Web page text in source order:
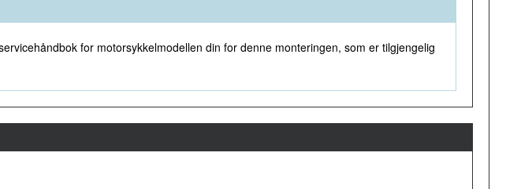
for motorsykkelmodellen din for denne monteringen, som er tilgjengelig